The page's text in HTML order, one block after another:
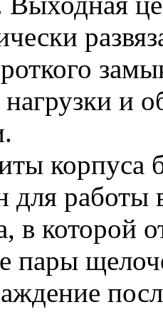
и
корпуса
для
в которой
пары